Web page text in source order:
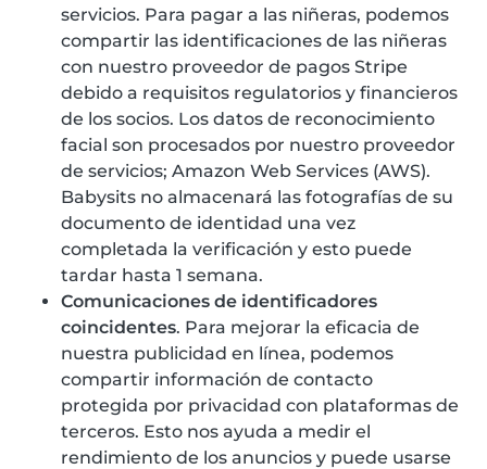
servicios. Para pagar a las niñeras, podemos
compartir las identificaciones de las niñeras
con nuestro proveedor de pagos Stripe
debido a requisitos regulatorios y financieros
de los socios. Los datos de reconocimiento
facial son procesados por nuestro proveedor
de servicios; Amazon Web Services (AWS).
Babysits no almacenará las fotografías de su
documento de identidad una vez
completada la verificación y esto puede
tardar hasta 1 semana.
Comunicaciones de identificadores
coincidentes. Para mejorar la eficacia de
nuestra publicidad en línea, podemos
compartir información de contacto
protegida por privacidad con plataformas de
terceros. Esto nos ayuda a medir el
rendimiento de los anuncios y puede usarse